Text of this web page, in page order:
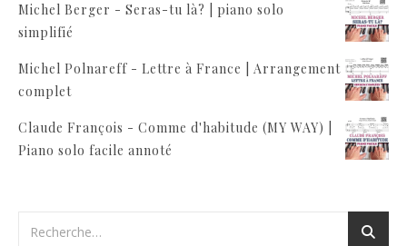
Michel Berger - Seras-tu là? | piano solo
simplifié
Michel Polnareff - Lettre à France | Arrangement
complet
Claude François - Comme d'habitude (MY WAY) |
Piano solo facile annoté